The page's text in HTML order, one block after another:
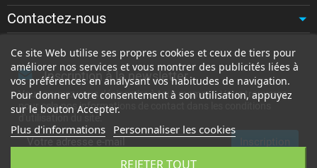
Ce site Web utilise ses propres cookies et ceux de tiers pour
améliorer nos services et vous montrer des publicités liées à
vos préférences en analysant vos habitudes de navigation.
Pour donner votre consentement à son utilisation, appuyez
sur le bouton Accepter.
Plus d'informations Personnaliser les cookies
REJETER TOUT
Contactez-nous
Inscription à la newsletter
Vous pouvez vous désinscrire à tout moment. Vous trouverez
pour cela nos informations de contact dans les conditions
d'utilisation du site.